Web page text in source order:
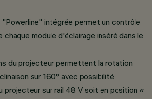
"Powerline" intégrée permet un contrôle
chaque module d'éclairage inséré dans le
du projecteur permettent la rotation
sur 160° avec possibilité
projecteur sur rail 48 V soit en position «